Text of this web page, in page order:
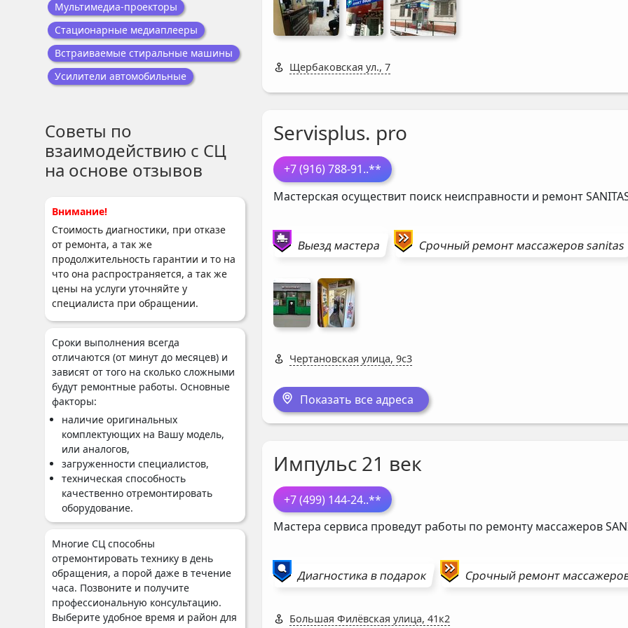
Мультимедиа-проекторы
Стационарные медиаплееры
Встраиваемые стиральные машины
Усилители автомобильные
Советы по
взаимодействию с СЦ
на основе отзывов
Внимание!
Стоимость диагностики, при отказе
от ремонта, а так же
продолжительность гарантии и то на
что она распространяется, а так же
цены на услуги уточняйте у
специалиста при обращении.
Сроки выполнения всегда
отличаются (от минут до месяцев) и
зависят от того на сколько сложными
будут ремонтные работы. Основные
факторы:
наличие оригинальных
комплектующих на Вашу модель,
или аналогов,
загруженности специалистов,
техническая способность
качественно отремонтировать
оборудование.
Многие СЦ способны
отремонтировать технику в день
обращения, а порой даже в течение
часа. Позвоните и получите
профессиональную консультацию.
Выберите удобное время и район для
Щербаковская ул., 7
Servisplus. pro
+7 (916) 788-91..**
Мастерская осуществит поиск неисправности и ремонт
Выезд мастера Срочный ремонтмассажеровsanitas
Чертановская улица, 9с3
Показать все адреса
Импульс 21 век
+7 (499) 144-24..**
Мастера сервиса проведут работы по ремонту массажеров
Диагностика в подарок Срочный ремонт
Большая Филёвская улица, 41к2